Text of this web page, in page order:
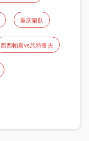
重庆狼队
西西帕斯vs施特鲁夫